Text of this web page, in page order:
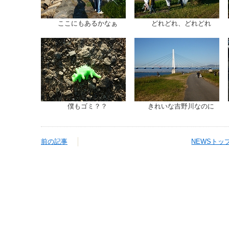
ここにもあるかなぁ どれどれ、どれどれ
僕もゴミ？？ きれいな吉野川なのに
前の記事 NEWSトッ